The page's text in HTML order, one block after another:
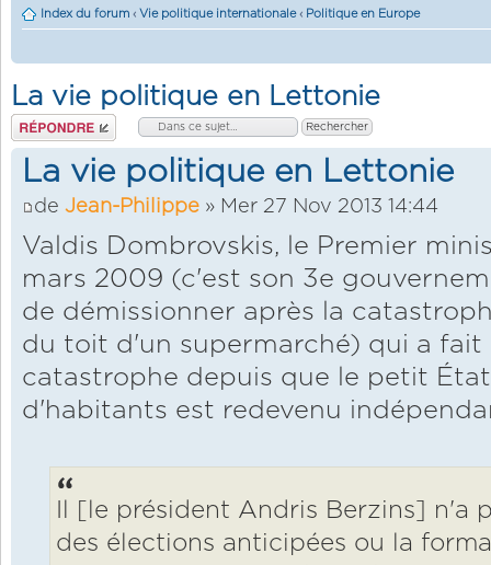
Index du forum ‹ Vie politique internationale ‹ Politique en Europe
La vie politique en Lettonie
Répondre
La vie politique en Lettonie
de Jean-Philippe » Mer 27 Nov 2013 14:44
Valdis Dombrovskis, le Premier
mars 2009 (c'est son 3e
de démissionner après la
du toit d'un supermarché) qui a fait
catastrophe depuis que le petit
d'habitants est redevenu
Il [le président Andris Berzins] n'a
des élections anticipées ou la